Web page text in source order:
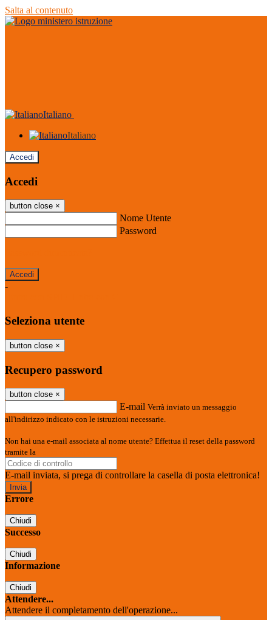
Salta al contenuto
Italiano
Italiano
Accedi
Accedi
button close ×
Nome Utente
Password
-
Seleziona utente
button close ×
Recupero password
button close ×
E-mail Verrà inviato un messaggio
all'indirizzo indicato con le istruzioni necessarie.
Non hai una e-mail associata al nome utente? Effettua il reset della password
tramite la
E-mail inviata, si prega di controllare la casella di posta elettronica!
Errore
Chiudi
Successo
Chiudi
Informazione
Chiudi
Attendere...
Attendere il completamento dell'operazione...